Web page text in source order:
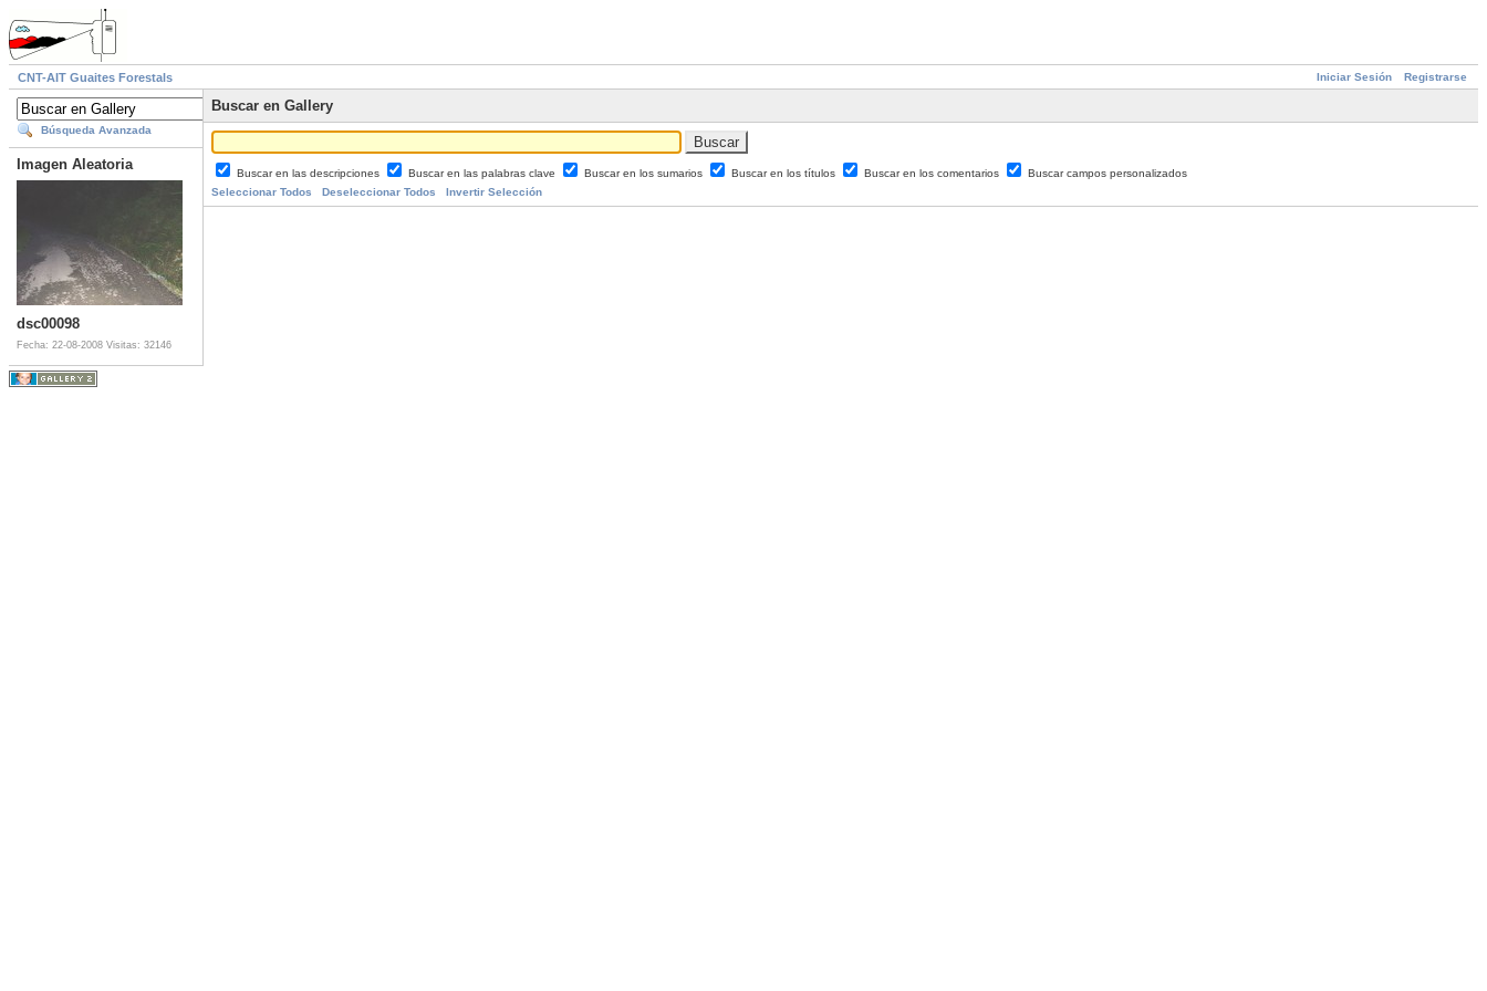
Iniciar Sesión Registrarse
CNT-AIT Guaites Forestals
Búsqueda Avanzada
Imagen Aleatoria
dsc00098
Fecha: 22-08-2008 Visitas: 32146
Buscar en Gallery
Buscar en las descripciones Buscar en las palabras clave Buscar en los sumarios Buscar en los títulos Buscar en los comentarios
Buscar campos personalizados
Seleccionar Todos
Deseleccionar Todos Invertir Selección